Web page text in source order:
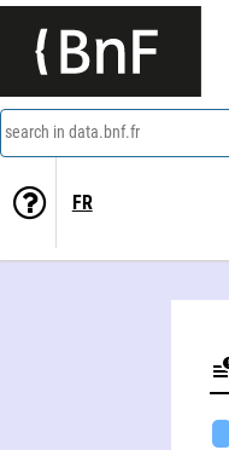
search in data.bnf.fr
FR